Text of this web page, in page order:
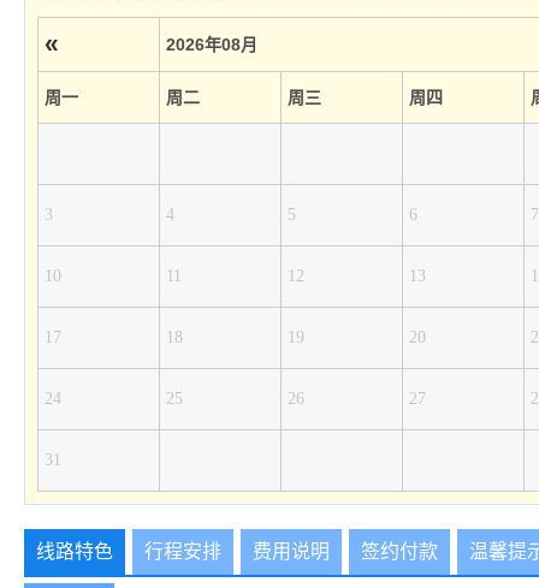
« 2026年08月
周一 周二 周三 周四
3 4 5 6 7
10 11 12 13
17 18 19 20
24 25 26 27
31
线路特色 行程安排 费用说明 签约付款 温馨提